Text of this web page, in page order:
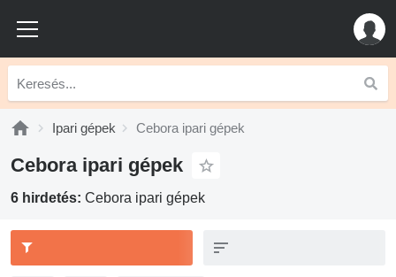
Ipari gépek Cebora ipari gépek
Cebora ipari gépek
6 hirdetés: Cebora ipari gépek